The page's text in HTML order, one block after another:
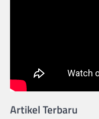
Artikel Terbaru